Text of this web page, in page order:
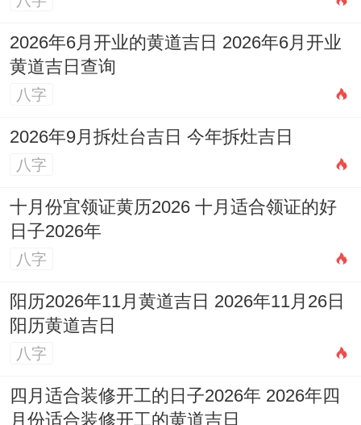
2026年6月开业的黄道吉日 2026年6月开业
黄道吉日查询
八字
2026年9月拆灶台吉日 今年拆灶吉日
八字
十月份宜领证黄历2026 十月适合领证的好
日子2026年
八字
阳历2026年11月黄道吉日 2026年11月26日
阳历黄道吉日
八字
四月适合装修开工的日子2026年 2026年四
月份适合装修开工的黄道吉日